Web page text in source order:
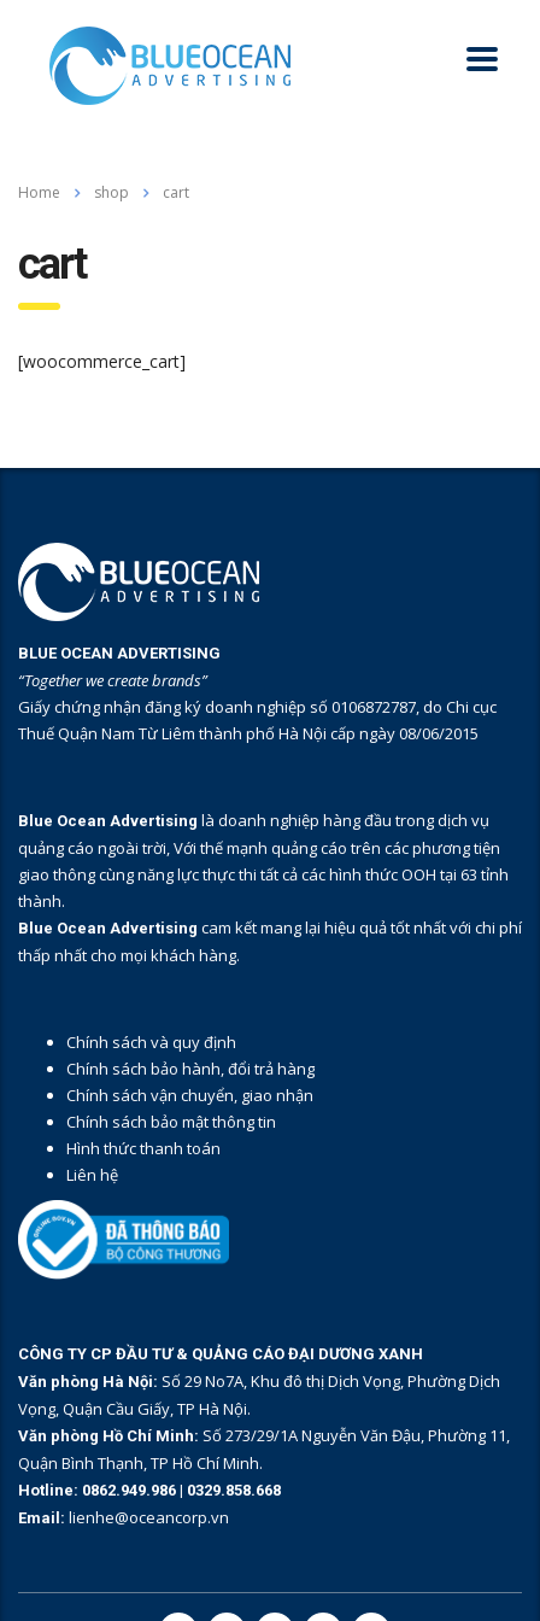
Home shop cart
cart
[woocommerce_cart]
BLUE OCEAN ADVERTISING
“Together we create brands”
Giấy chứng nhận đăng ký doanh nghiệp số 0106872787, do Chi cục
Thuế Quận Nam Từ Liêm thành phố Hà Nội cấp ngày 08/06/2015
Blue Ocean Advertising là doanh nghiệp hàng đầu trong dịch vụ
quảng cáo ngoài trời, Với thế mạnh quảng cáo trên các phương tiện
giao thông cùng năng lực thực thi tất cả các hình thức OOH tại 63 tỉnh
thành.
Blue Ocean Advertising cam kết mang lại hiệu quả tốt nhất với chi phí
thấp nhất cho mọi khách hàng.
Chính sách và quy định
Chính sách bảo hành, đổi trả hàng
Chính sách vận chuyển, giao nhận
Chính sách bảo mật thông tin
Hình thức thanh toán
Liên hệ
CÔNG TY CP ĐẦU TƯ & QUẢNG CÁO ĐẠI DƯƠNG XANH
Văn phòng Hà Nội: Số 29 No7A, Khu đô thị Dịch Vọng, Phường Dịch
Vọng, Quận Cầu Giấy, TP Hà Nội.
Văn phòng Hồ Chí Minh: Số 273/29/1A Nguyễn Văn Đậu, Phường 11,
Quận Bình Thạnh, TP Hồ Chí Minh.
Hotline: 0862.949.986 | 0329.858.668
Email: lienhe@oceancorp.vn